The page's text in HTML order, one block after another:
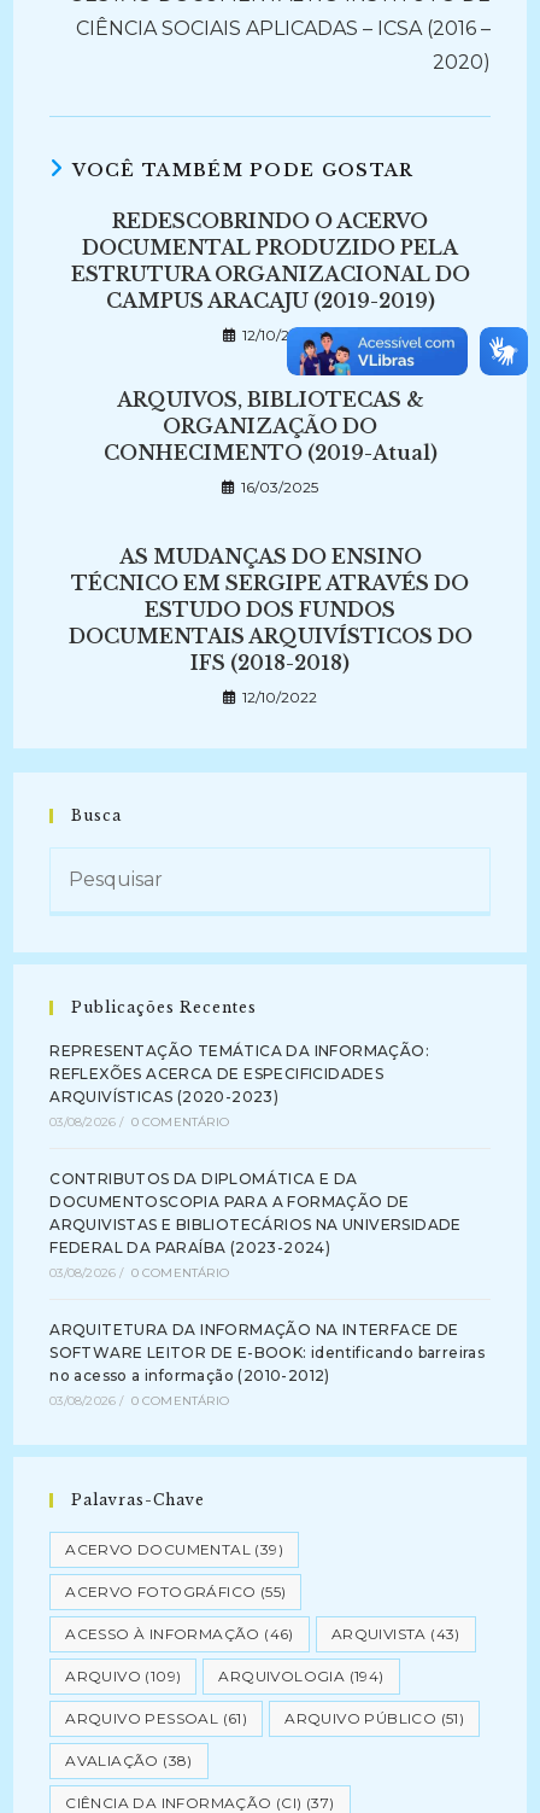
CIÊNCIA SOCIAIS APLICADAS – ICSA (2016 –
2020)
VOCÊ TAMBÉM PODE GOSTAR
REDESCOBRINDO O ACERVO
DOCUMENTAL PRODUZIDO PELA
ESTRUTURA ORGANIZACIONAL DO
CAMPUS ARACAJU (2019-2019)
12/10/2022
ARQUIVOS, BIBLIOTECAS &
ORGANIZAÇÃO DO
CONHECIMENTO (2019-Atual)
16/03/2025
AS MUDANÇAS DO ENSINO
TÉCNICO EM SERGIPE ATRAVÉS DO
ESTUDO DOS FUNDOS
DOCUMENTAIS ARQUIVÍSTICOS DO
IFS (2018-2018)
12/10/2022
Busca
Publicações Recentes
REPRESENTAÇÃO TEMÁTICA DA INFORMAÇÃO:
REFLEXÕES ACERCA DE ESPECIFICIDADES
ARQUIVÍSTICAS (2020-2023)
03/08/2026 / 0 COMENTÁRIO
CONTRIBUTOS DA DIPLOMÁTICA E DA
DOCUMENTOSCOPIA PARA A FORMAÇÃO DE
ARQUIVISTAS E BIBLIOTECÁRIOS NA UNIVERSIDADE
FEDERAL DA PARAÍBA (2023-2024)
03/08/2026 / 0 COMENTÁRIO
ARQUITETURA DA INFORMAÇÃO NA INTERFACE DE
SOFTWARE LEITOR DE E-BOOK: identificando barreiras
no acesso a informação (2010-2012)
03/08/2026 / 0 COMENTÁRIO
Palavras-Chave
ACERVO DOCUMENTAL (39)
ACERVO FOTOGRÁFICO (55)
ACESSO À INFORMAÇÃO (46) ARQUIVISTA (43)
ARQUIVO (109) ARQUIVOLOGIA (194)
ARQUIVO PESSOAL (61) ARQUIVO PÚBLICO (51)
AVALIAÇÃO (38)
CIÊNCIA DA INFORMAÇÃO (CI) (37)